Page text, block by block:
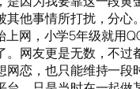
他事情所打扰，分心。
网，小学5年级就用
。网友更是无数，不过
网恋，也只能维持一段